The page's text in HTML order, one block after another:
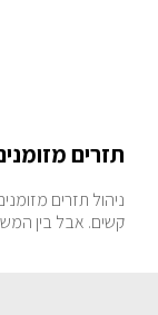
תזרים
ניהול תזרים
קשים. אבל בין